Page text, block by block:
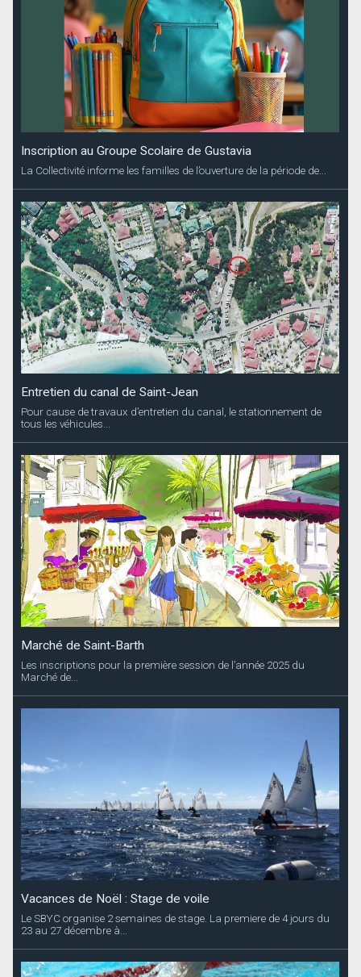
Inscription au Groupe Scolaire de Gustavia
La Collectivité informe les familles de l’ouverture de la période de...
Entretien du canal de Saint-Jean
Pour cause de travaux d’entretien du canal, le stationnement de
tous les véhicules...
Marché de Saint-Barth
Les inscriptions pour la première session de l’année 2025 du
Marché de...
Vacances de Noël : Stage de voile
Le SBYC organise 2 semaines de stage. La premiere de 4 jours du
23 au 27 décembre à...